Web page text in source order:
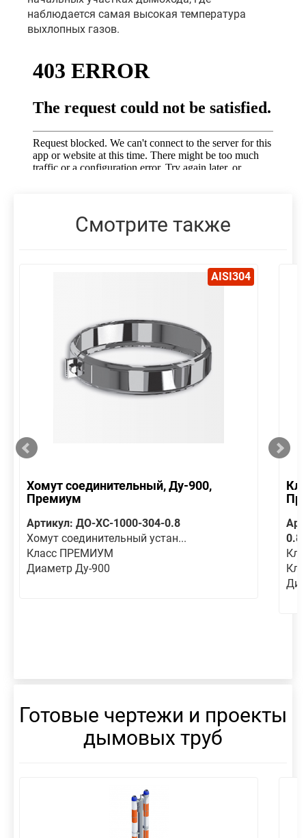
наблюдается самая высокая температура
выхлопных газов.
Смотрите также
AISI304
Хомут соединительный, Ду-900,
Премиум
Артикул: ДО-ХС-1000-304-0.8
Хомут соединительный устан...
Класс ПРЕМИУМ
Диаметр Ду-900
Готовые чертежи и проекты
дымовых труб